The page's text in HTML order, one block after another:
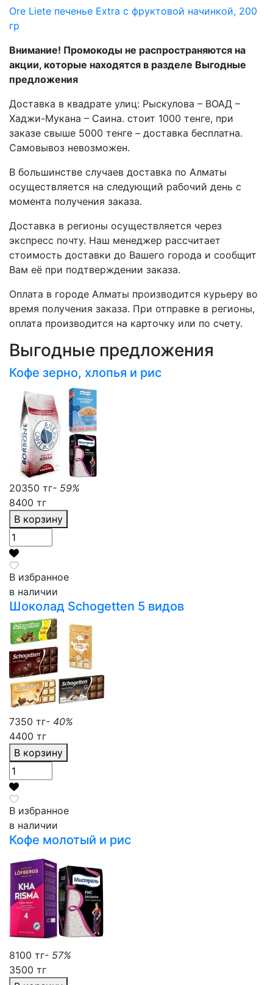
Ore Liete печенье Extra с фруктовой начинкой, 200
гр
Внимание! Промокоды не распространяются на
акции, которые находятся в разделе Выгодные
предложения
Доставка в квадрате улиц: Рыскулова – ВОАД –
Хаджи-Мукана – Саина. стоит 1000 тенге, при
заказе свыше 5000 тенге – доставка бесплатна.
Самовывоз невозможен.
В большинстве случаев доставка по Алматы
осуществляется на следующий рабочий день с
момента получения заказа.
Доставка в регионы осуществляется через
экспресс почту. Наш менеджер рассчитает
стоимость доставки до Вашего города и сообщит
Вам её при подтверждении заказа.
Оплата в городе Алматы производится курьеру во
время получения заказа. При отправке в регионы,
оплата производится на карточку или по счету.
Выгодные предложения
Кофе зерно, хлопья и рис
20350 тг- 59%
8400 тг
В корзину
В избранное
в наличии
Шоколад Schogetten 5 видов
7350 тг- 40%
4400 тг
В корзину
В избранное
в наличии
Кофе молотый и рис
8100 тг- 57%
3500 тг